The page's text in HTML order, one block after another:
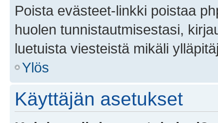
Poista evästeet-linkki poistaa
huolen tunnistautmisestasi,
luetuista viesteistä mikäli
Ylös
Käyttäjän asetukset